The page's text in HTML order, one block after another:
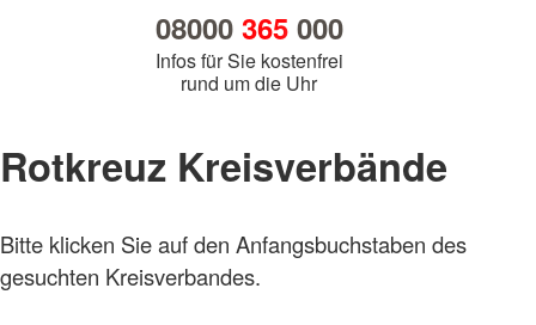
08000 365000
Infos für Sie kostenfrei
rund um die Uhr
Rotkreuz Kreisverbände
Bitte klicken Sie auf den Anfangsbuchstaben des
gesuchten Kreisverbandes.